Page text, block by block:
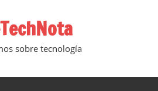
sobre tecnología